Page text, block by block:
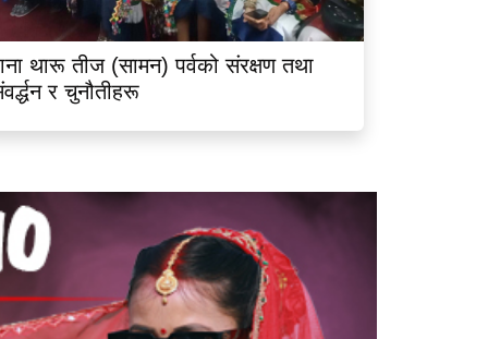
थारू तीज (सामन) पर्वको संरक्षण तथा
र चुनौतीहरू